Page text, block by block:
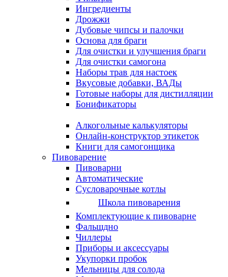
Ингредиенты
Дрожжи
Дубовые чипсы и палочки
Основа для браги
Для очистки и улучшения браги
Для очистки самогона
Наборы трав для настоек
Вкусовые добавки, ВАДы
Готовые наборы для дистилляции
Бонификаторы
Алкогольные калькуляторы
Онлайн-конструктор этикеток
Книги для самогонщика
Пивоварение
Пивоварни
Автоматические
Сусловарочные котлы
Школа пивоварения
Комплектующие к пивоварне
Фальшдно
Чиллеры
Приборы и аксессуары
Укупорки пробок
Мельницы для солода